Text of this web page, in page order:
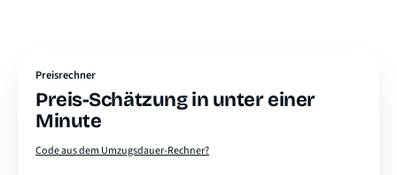
Preisrechner
Preis-Schätzung in unter einer
Minute
Code aus dem Umzugsdauer-Rechner?